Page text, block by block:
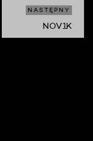
NASTĘPNY
NOV1K